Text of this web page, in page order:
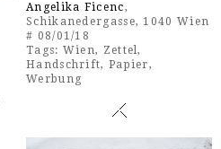
Angelika Ficenc,
Schikanedergasse, 1040 Wien
# 08/01/18
Tags: Wien, Zettel,
Handschrift, Papier,
Werbung